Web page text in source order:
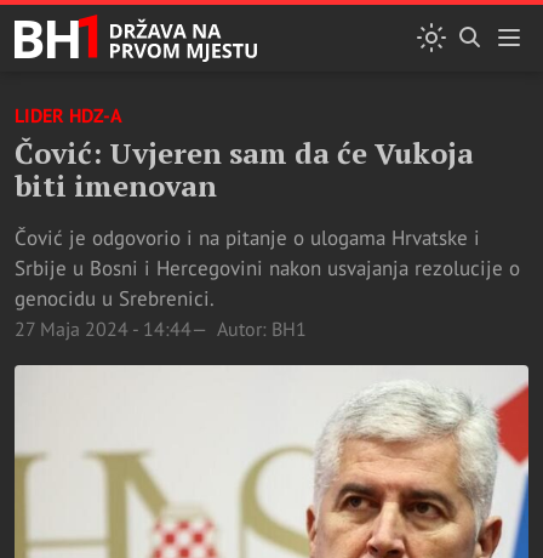
LIDER HDZ-A
Čović: Uvjeren sam da će Vukoja
biti imenovan
Čović je odgovorio i na pitanje o ulogama Hrvatske i
Srbije u Bosni i Hercegovini nakon usvajanja rezolucije o
genocidu u Srebrenici.
27 Maja 2024 - 14:44 Autor: BH1